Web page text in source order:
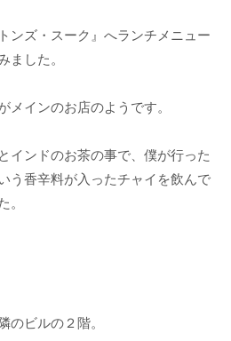
ンズ・スーク』へランチメニュー
ました。
メインのお店のようです。
インドのお茶の事で、僕が行った
う香辛料が入ったチャイを飲んで
。
のビルの２階。